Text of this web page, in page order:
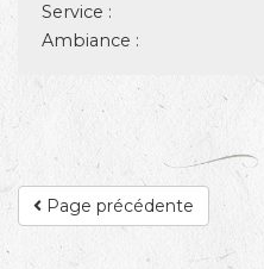
Service :
Ambiance :
Page précédente